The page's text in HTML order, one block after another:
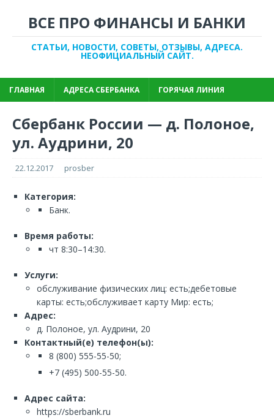
ВСЕ ПРО ФИНАНСЫ И БАНКИ
СТАТЬИ, НОВОСТИ, СОВЕТЫ, ОТЗЫВЫ, АДРЕСА.
НЕОФИЦИАЛЬНЫЙ САЙТ.
ГЛАВНАЯ АДРЕСА СБЕРБАНКА ГОРЯЧАЯ ЛИНИЯ
Сбербанк России — д. Полоное,
ул. Аудрини, 20
22.12.2017 prosber
Категория:
Банк.
Время работы:
чт 8:30–14:30.
Услуги:
обслуживание физических лиц: есть;дебетовые
карты: есть;обслуживает карту Мир: есть;
Адрес:
д. Полоное, ул. Аудрини, 20
Контактный(е) телефон(ы):
8 (800) 555-55-50;
+7 (495) 500-55-50.
Адрес сайта:
https://sberbank.ru